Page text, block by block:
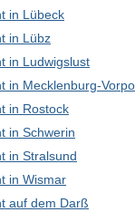
in Lübeck
in Lübz
in Ludwigslust
in Mecklenburg-
in Rostock
in Schwerin
in Stralsund
in Wismar
auf dem Darß